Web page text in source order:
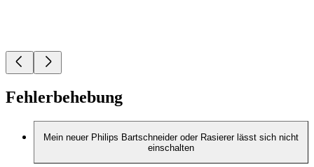
Fehlerbehebung
Mein neuer Philips Bartschneider oder Rasierer lässt sich nicht
einschalten